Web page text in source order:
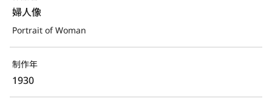
婦人像
Portrait of Woman
制作年
1930